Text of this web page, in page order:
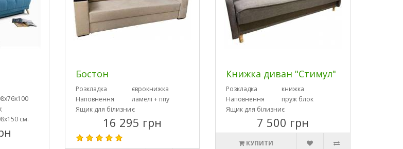
см.
Бостон
Розкладка
єврокнижка
Наповнення
ламелі + ппу
Ящик для білизниє
16 295 грн
Книжка диван "Стимул"
Розкладка
книжка
Наповнення
пруж блок
Ящик для білизниє
7 500 грн
КУПИТИ